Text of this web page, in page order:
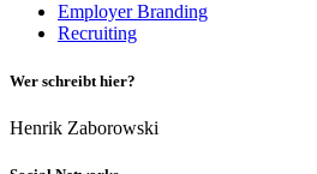
Employer Branding
Recruiting
Wer schreibt hier?
Henrik Zaborowski